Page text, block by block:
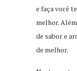
e faça você
melhor.
de sabor e
de melhor.